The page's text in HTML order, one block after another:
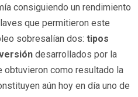
consiguiendo un rendimiento
que permitieron este
sobresalían dos: tipos
desarrollados por la
obtuvieron como resultado la
aún hoy en día uno de